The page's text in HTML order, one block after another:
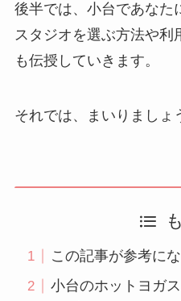
後半では、小台であなた
スタジオを選ぶ方法や利
も伝授していきます。
それでは、まいりましょ
この記事が参考に
小台のホットヨガ